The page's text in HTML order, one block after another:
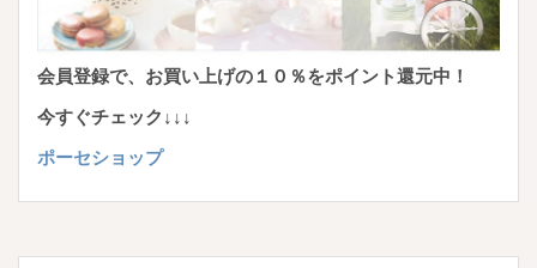
会員登録で、お買い上げの１０％をポイント還元中！
今すぐチェック↓↓↓
ポーセショップ